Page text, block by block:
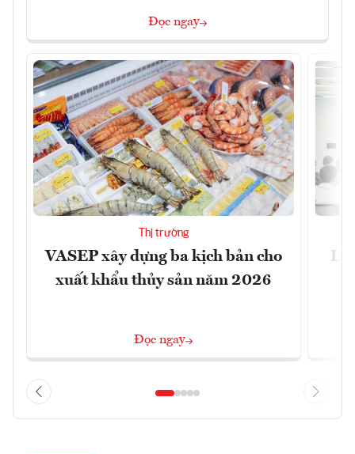
Đọc ngay
Thị trường
VASEP xây dựng ba kịch bản cho
xuất khẩu thủy sản năm 2026
Đọc ngay